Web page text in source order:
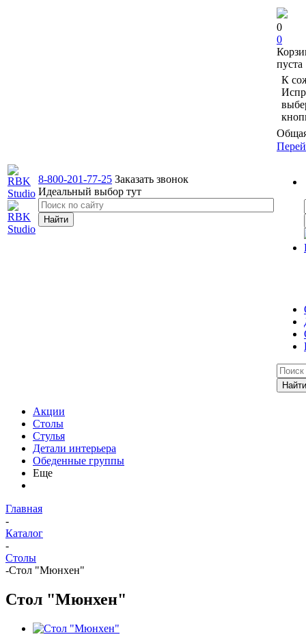
8-800-201-77-25 Заказать звонок
Идеальный выбор тут
0
0
пуста
К
Акции
Столы
Стулья
Детали интерьера
Обеденные группы
Еще
Главная
-
Каталог
-
Столы
-Стол "Мюнхен"
Стол "Мюнхен"